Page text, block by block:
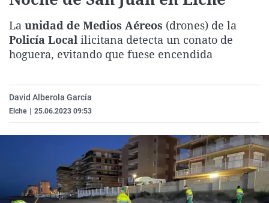
Gente viajera
Como el perro y el
Retornados
Equipo de
Galicia
La Rioja
Televisión
Elecciones
La unidad de Medios Aéreos (drones) de la
Policía Local ilicitana detecta un conato de
hoguera, evitando que fuese encendida
David Alberola García
Elche 25.06.2023 09:53